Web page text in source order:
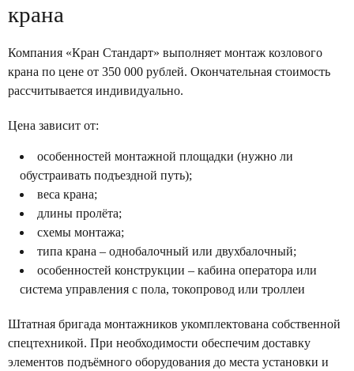
крана
Компания «Кран Стандарт» выполняет монтаж козлового
крана по цене от 350 000 рублей. Окончательная стоимость
рассчитывается индивидуально.
Цена зависит от:
особенностей монтажной площадки (нужно ли
обустраивать подъездной путь);
веса крана;
длины пролёта;
схемы монтажа;
типа крана – однобалочный или двухбалочный;
особенностей конструкции – кабина оператора или
система управления с пола, токопровод или троллеи
Штатная бригада монтажников укомплектована собственной
спецтехникой. При необходимости обеспечим доставку
элементов подъёмного оборудования до места установки и